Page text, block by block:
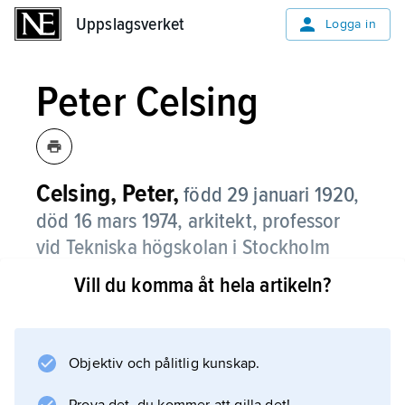
Uppslagsverket Logga in
Peter Celsing
Celsing, Peter, född 29 januari 1920,
död 16 mars 1974, arkitekt, professor
vid Tekniska högskolan i Stockholm
1960–69.
allt på två områden: 1950-talets
Vill du komma åt hela artikeln?
Objektiv och pålitlig kunskap.